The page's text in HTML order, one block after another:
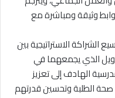
وثيقة ومباشرة مع
الشراكة الاستراتيجية بين
الذي يجمعهما في
الهادف إلى تعزيز
الطلبة وتحسين قدرتهم